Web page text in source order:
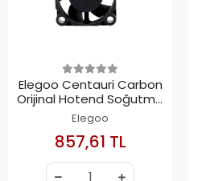
Elegoo Centauri Carbon
Orijinal Hotend Soğutma
Fanı
Elegoo
857,61 TL